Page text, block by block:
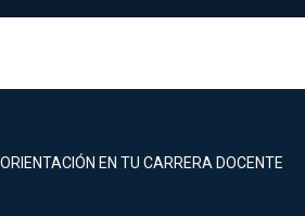
ORIENTACIÓN EN TU CARRERA DOCENTE